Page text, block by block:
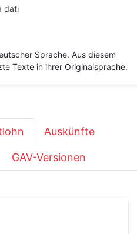
dati
Sprache. Aus diesem
Texte in ihrer Originalsprache.
Auskünfte
GAV-Versionen